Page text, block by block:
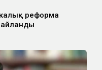
реформа